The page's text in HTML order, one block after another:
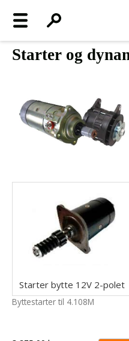
Starter og
Starter bytte 12V 2-polet
Byttestarter til 4.108M